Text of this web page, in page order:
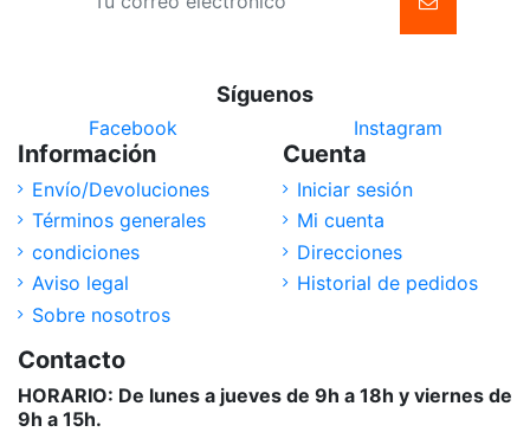
Síguenos
Facebook Instagram
Información
Envío/Devoluciones
Términos generales
condiciones
Aviso legal
Sobre nosotros
Cuenta
Iniciar sesión
Mi cuenta
Direcciones
Historial de pedidos
Contacto
HORARIO: De lunes a jueves de 9h a 18h y viernes de
9h a 15h.